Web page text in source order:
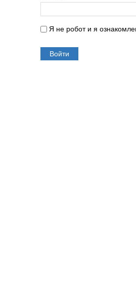
Я не робот и я